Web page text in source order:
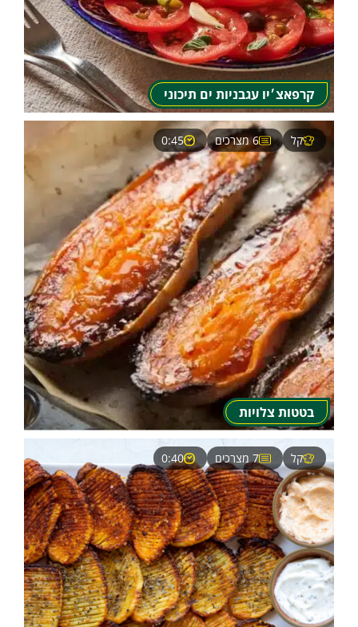
קרפאצ׳יו עגבניות ים תיכוני
בטטות צלויות
קל 6 מצרכים 0:45
קל 7 מצרכים 0:40